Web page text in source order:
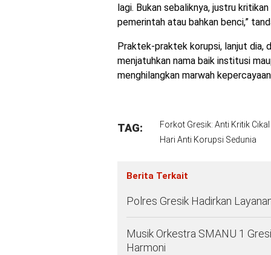
lagi. Bukan sebaliknya, justru
pemerintah atau bahkan benci,”
Praktek-praktek korupsi, lanjut dia,
menjatuhkan nama baik institusi
menghilangkan marwah
TAG:
Forkot Gresik: Anti Kritik
Hari Anti Korupsi Sedunia
Berita Terkait
Polres Gresik Hadirkan
Musik Orkestra SMANU 1
Harmoni